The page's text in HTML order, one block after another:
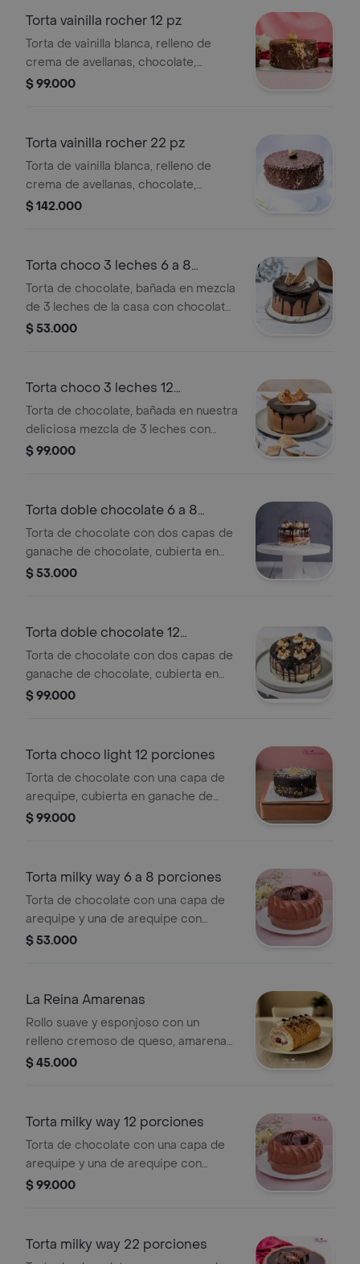
Torta vainilla rocher 12 pz
Torta de vainilla blanca, relleno de
crema de avellanas, chocolate,
cubierta con crocante chocolate,
$ 99.000
Torta vainilla rocher 22 pz
Torta de vainilla blanca, relleno de
crema de avellanas, chocolate,
cubierta con crocante chocolate,
$ 142.000
Torta choco 3 leches 6 a 8
porciones
Torta de chocolate, bañada en mezcla
de 3 leches de la casa con chocolate,
tamaño de 6 a 8 porciones.
$ 53.000
Torta choco 3 leches 12
porciones
Torta de chocolate, bañada en nuestra
deliciosa mezcla de 3 leches con
chocolate, tamaño de 12 porciones.
$ 99.000
Torta doble chocolate 6 a 8
porciones
Torta de chocolate con dos capas de
ganache de chocolate, cubierta en
crema y chocolate, tamaño de 6 a 8
$ 53.000
Torta doble chocolate 12
porciones
Torta de chocolate con dos capas de
ganache de chocolate, cubierta en
crema y chocolate, tamaño de 12
$ 99.000
Torta choco light 12 porciones
Torta de chocolate con una capa de
arequipe, cubierta en ganache de
chocolate y arándanos, endulzado con
$ 99.000
Torta milky way 6 a 8 porciones
Torta de chocolate con una capa de
arequipe y una de arequipe con
nueces, cubierta en crema y salsa de
$ 53.000
La Reina Amarenas
Rollo suave y esponjoso con un
relleno cremoso de queso, amarenas
y macadamias. Es un postre
especial y que realmente invite a
repetir. Presentación: 8 a 10
porciones
$ 45.000
Torta milky way 12 porciones
Torta de chocolate con una capa de
arequipe y una de arequipe con
nueces, cubierta en crema y salsa de
$ 99.000
Torta milky way 22 porciones